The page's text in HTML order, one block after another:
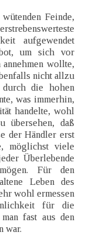
Feinde,
aufgewendet
um sich vor
wollte,
nicht allzu
die hohen
was immerhin,
handelte, wohl
übersehen, daß
der Händler erst
möglichst viele
Überlebende
Für den
Leben des
wohl ermessen
für die
fast aus den
war.